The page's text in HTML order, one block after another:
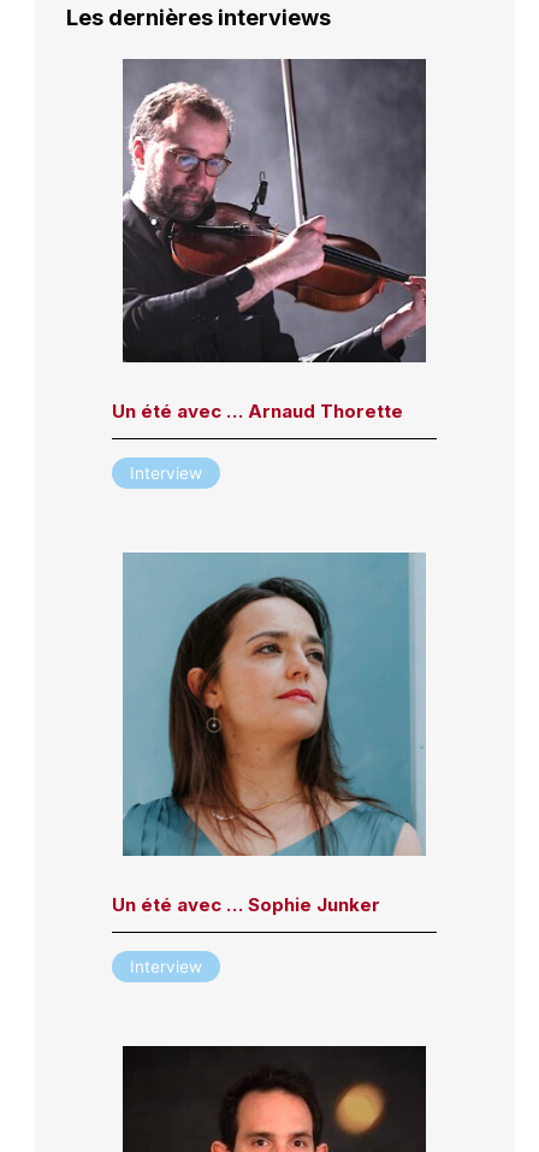
Les dernières interviews
Un été avec … Arnaud Thorette
Interview
Un été avec … Sophie Junker
Interview